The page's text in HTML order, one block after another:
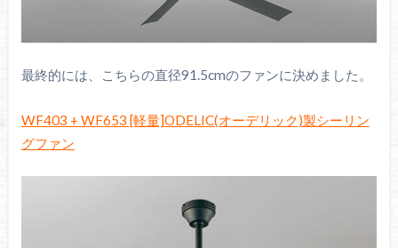
最終的には、こちらの直径91.5cmのファンに決めました。
WF403 + WF653 [軽量]ODELIC(オーデリック)製シーリン
グファン